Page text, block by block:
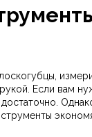
Если вам